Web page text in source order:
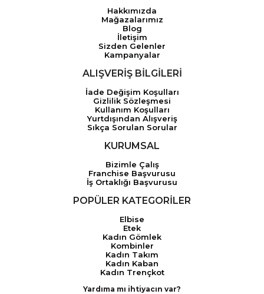
Hakkımızda
Mağazalarımız
Blog
İletişim
Sizden Gelenler
Kampanyalar
ALIŞVERİŞ BİLGİLERİ
İade Değişim Koşulları
Gizlilik Sözleşmesi
Kullanım Koşulları
Yurtdışından Alışveriş
Sıkça Sorulan Sorular
KURUMSAL
Bizimle Çalış
Franchise Başvurusu
İş Ortaklığı Başvurusu
POPÜLER KATEGORİLER
Elbise
Etek
Kadın Gömlek
Kombinler
Kadın Takım
Kadın Kaban
Kadın Trençkot
Yardıma mı ihtiyacın var?